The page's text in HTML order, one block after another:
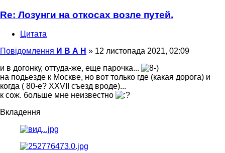
Re: Лозунги на откосах возле путей.
Цитата
Повідомлення И В А Н » 12 листопада 2021, 02:09
и в догонку, оттуда-же, еще парочка...
на подьезде к Москве, но вот только где (какая дорога) и
когда ( 80-е? ХХVII съезд вроде)...
к сож. больше мне неизвестно
Вкладення